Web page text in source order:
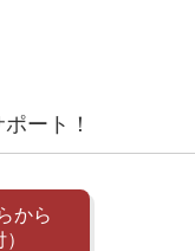
ート！
から